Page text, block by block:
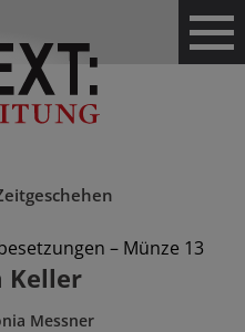
– Münze 13
Keller
Messner